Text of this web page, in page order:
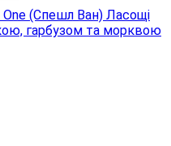
One (Спешл Ван) Ласощі
гарбузом та морквою